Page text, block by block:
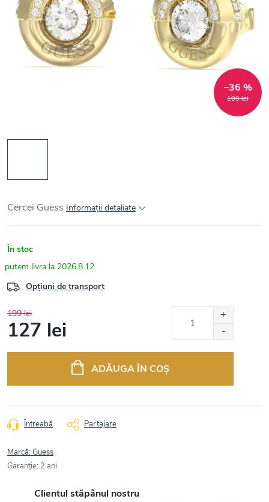
199 lei
–36 %
Cercei Guess Informaţii detaliate
În stoc
2026.8.12
Opțiuni de transport
199 lei
127 lei
ADĂUGA ÎN COŞ
Întreabă Partajare
Marcă:Guess
Garanţie: 2 ani
Clientul stăpânul nostru